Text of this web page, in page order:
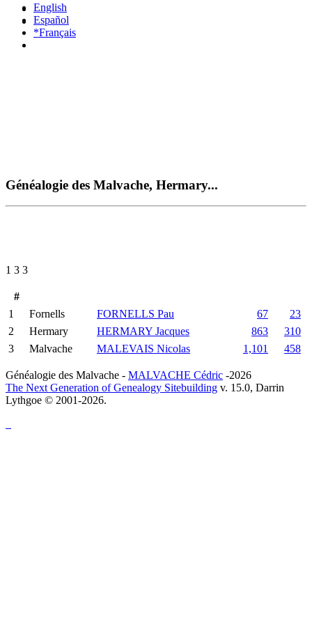
English
Español
*Français
Généalogie des Malvache, Hermary...
1 3 3
#
1
Fornells FORNELLS Pau 67
23
2
Hermary HERMARY Jacques 863
310
3
Malvache MALEVAIS Nicolas 1,101 458
Généalogie des Malvache - MALVACHE Cédric -2026
The Next Generation of Genealogy Sitebuilding v. 15.0, Darrin
Lythgoe © 2001-2026.